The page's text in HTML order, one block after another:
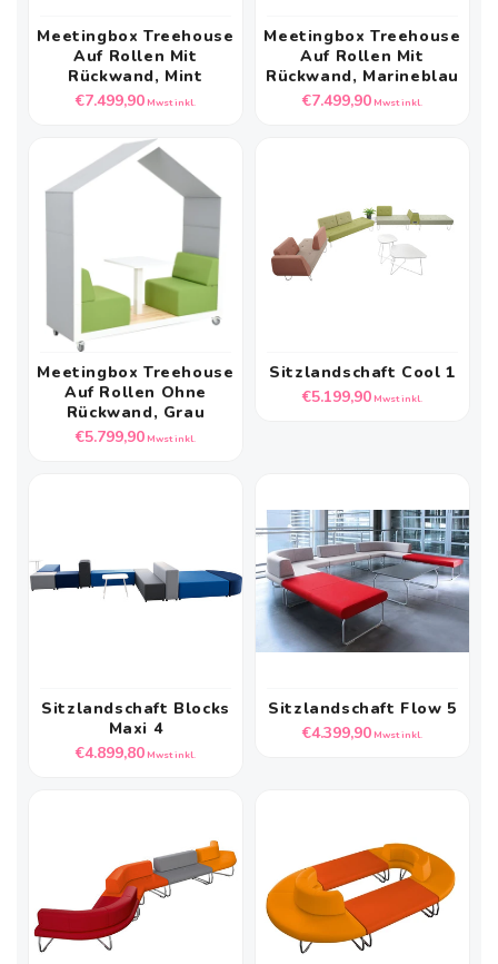
Meetingbox Treehouse
Auf Rollen Mit
Rückwand, Mint
Normaler
€7.499,90 Mwst inkl.
Meetingbox Treehouse
Auf Rollen Mit
Rückwand, Marineblau
Normaler
€7.499,90 Mwst inkl.
Meetingbox Treehouse
Auf Rollen Ohne
Rückwand, Grau
Normaler
€5.799,90 Mwst inkl.
Sitzlandschaft Cool 1
Normaler
€5.199,90 Mwst inkl.
Sitzlandschaft Blocks
Maxi 4
Normaler
€4.899,80 Mwst inkl.
Sitzlandschaft Flow 5
Normaler
€4.399,90 Mwst inkl.